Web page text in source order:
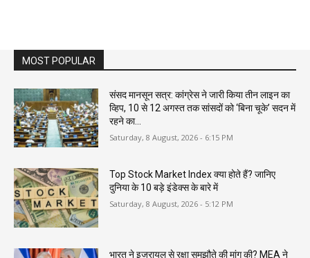
MOST POPULAR
संसद मानसून सत्र: कांग्रेस ने जारी किया तीन लाइन का
व्हिप, 10 से 12 अगस्त तक सांसदों को ‘बिना चूके’ सदन में
रहने का...
Saturday, 8 August, 2026 - 6:15 PM
Top Stock Market Index क्या होते हैं? जानिए
दुनिया के 10 बड़े इंडेक्स के बारे में
Saturday, 8 August, 2026 - 5:12 PM
भारत ने इजरायल से रक्षा समझौते की मांग की? MEA ने